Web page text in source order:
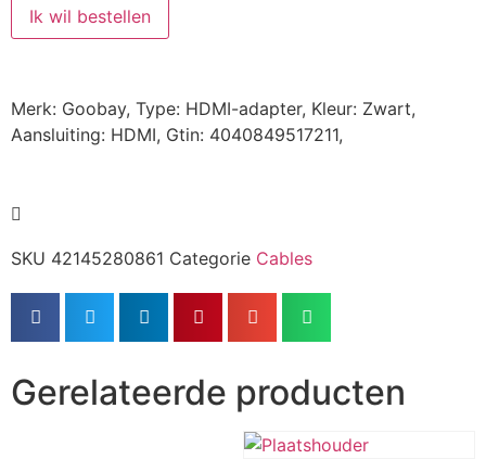
Ik wil bestellen
Merk: Goobay, Type: HDMI-adapter, Kleur: Zwart,
Aansluiting: HDMI, Gtin: 4040849517211,
SKU 42145280861 Categorie Cables
Gerelateerde producten